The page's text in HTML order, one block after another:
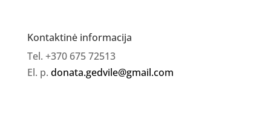
Kontaktinė informacija
Tel. +370 675 72513
El. p. donata.gedvile@gmail.com